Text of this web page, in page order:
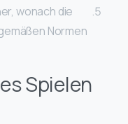
wonach die
Normen
Spielen